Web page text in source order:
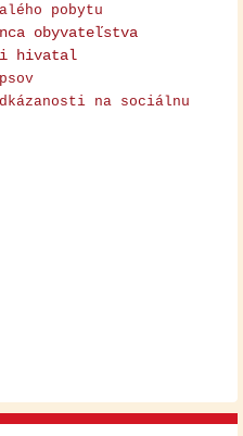
pobytu
obyvateľstva
hivatal
na sociálnu